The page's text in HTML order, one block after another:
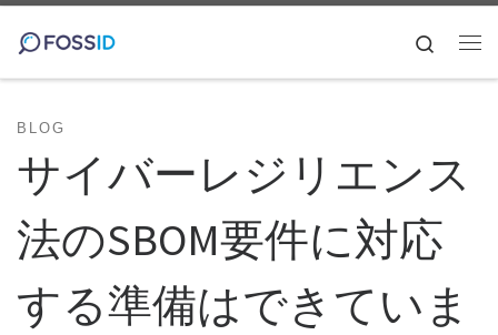
コンテンツへスキップ
Search
BLOG
サイバーレジリエンス
法のSBOM要件に対応
する準備はできていま